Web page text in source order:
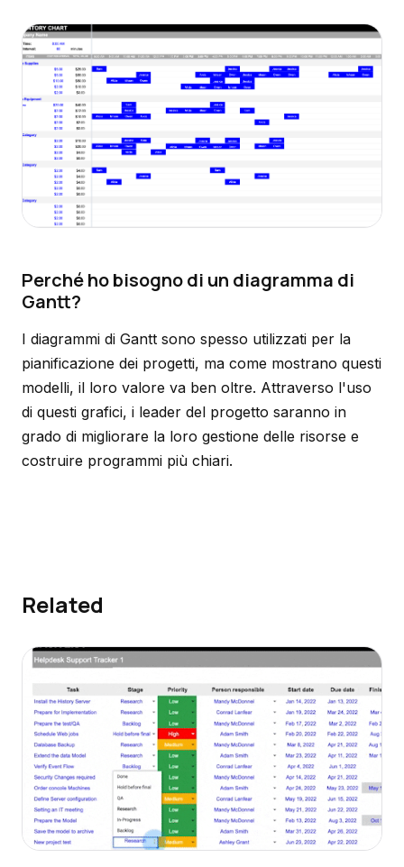
Perché ho bisogno di un diagramma di
Gantt?
I diagrammi di Gantt sono spesso utilizzati per la
pianificazione dei progetti, ma come mostrano questi
modelli, il loro valore va ben oltre. Attraverso l'uso
di questi grafici, i leader del progetto saranno in
grado di migliorare la loro gestione delle risorse e
costruire programmi più chiari.
Related